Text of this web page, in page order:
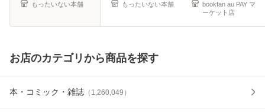
もったいない本舗 もったいない本舗
bookfan au PAY マ
ーケット店
お店のカテゴリから商品を探す
本・コミック・雑誌 （ 1,260,049 ）